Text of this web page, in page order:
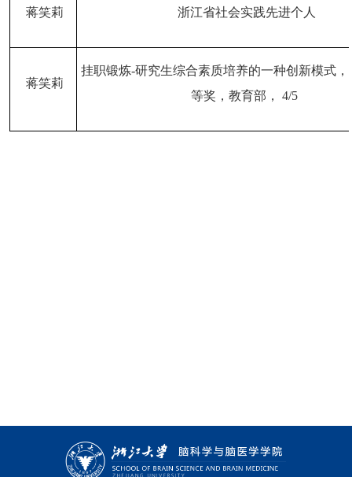
蒋笑莉 浙江省社会实践先进个人
蒋笑莉
挂职锻炼-研究生综合素质培养的一种创新模式
等奖，教育部， 4/5